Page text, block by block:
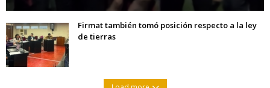
Firmat también tomó posición respecto a la ley
de tierras